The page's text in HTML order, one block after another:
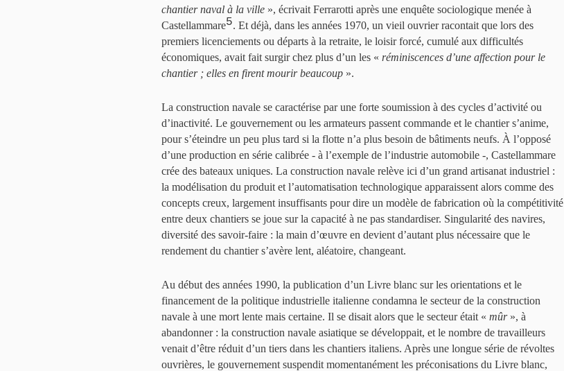
chantier naval à la ville », écrivait Ferrarotti après une enquête sociologique menée à
Castellammare5. Et déjà, dans les années 1970, un vieil ouvrier racontait que lors des
premiers licenciements ou départs à la retraite, le loisir forcé, cumulé aux difficultés
économiques, avait fait surgir chez plus d’un les « réminiscences d’une affection pour le
chantier ; elles en firent mourir beaucoup ».
La construction navale se caractérise par une forte soumission à des cycles d’activité ou
d’inactivité. Le gouvernement ou les armateurs passent commande et le chantier s’anime,
pour s’éteindre un peu plus tard si la flotte n’a plus besoin de bâtiments neufs. À l’opposé
d’une production en série calibrée - à l’exemple de l’industrie automobile -, Castellammare
crée des bateaux uniques. La construction navale relève ici d’un grand artisanat industriel :
la modélisation du produit et l’automatisation technologique apparaissent alors comme des
concepts creux, largement insuffisants pour dire un modèle de fabrication où la compétitivité
entre deux chantiers se joue sur la capacité à ne pas standardiser. Singularité des navires,
diversité des savoir-faire : la main d’œuvre en devient d’autant plus nécessaire que le
rendement du chantier s’avère lent, aléatoire, changeant.
Au début des années 1990, la publication d’un Livre blanc sur les orientations et le
financement de la politique industrielle italienne condamna le secteur de la construction
navale à une mort lente mais certaine. Il se disait alors que le secteur était « mûr», à
abandonner : la construction navale asiatique se développait, et le nombre de travailleurs
venait d’être réduit d’un tiers dans les chantiers italiens. Après une longue série de révoltes
ouvrières, le gouvernement suspendit momentanément les préconisations du Livre blanc,